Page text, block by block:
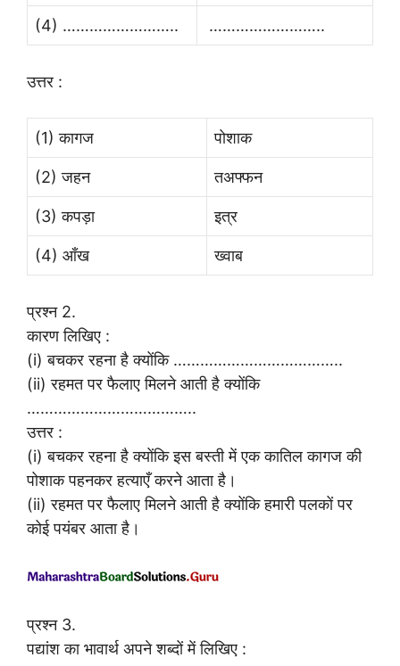
(4) …………………….. ……………………..
उत्तर :
(1) कागज पोशाक
(2) जहन तअफ्फन
(3) कपड़ा इत्र
(4) आँख ख्वाब
प्रश्न 2.
कारण लिखिए :
(i) बचकर रहना है क्योंकि ………………………………..
(ii) रहमत पर फैलाए मिलने आती है क्योंकि
………………………………..
उत्तर :
(i) बचकर रहना है क्योंकि इस बस्ती में एक कातिल कागज की
पोशाक पहनकर हत्याएँ करने आता है।
(ii) रहमत पर फैलाए मिलने आती है क्योंकि हमारी पलकों पर
कोई पयंबर आता है।
प्रश्न 3.
पद्यांश का भावार्थ अपने शब्दों में लिखिए :